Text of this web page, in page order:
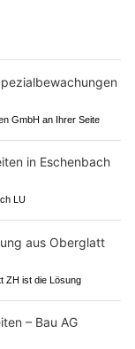
GmbH an Ihrer Seite
LU
ZH ist die Lösung